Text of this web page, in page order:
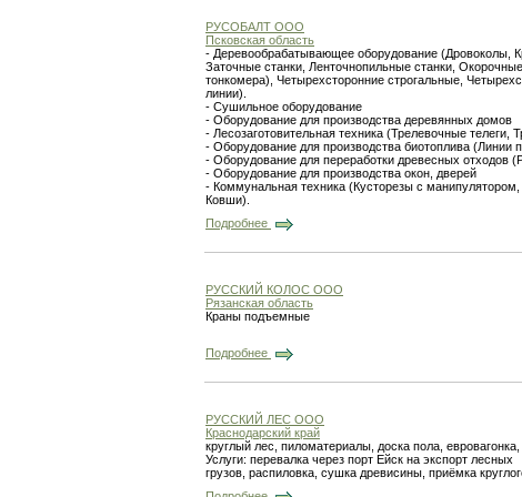
РУСОБАЛТ ООО
Псковская область
- Деревообрабатывающее оборудование (Дровоколы,
Заточные станки, Ленточнопильные станки,
тонкомера), Четырехсторонние строгальные,
линии).
- Сушильное оборудование
- Оборудование для производства деревянных домов
- Лесозаготовительная техника (Трелевочные
- Оборудование для производства биотоплива (Линии
- Оборудование для переработки древесных
- Оборудование для производства окон, дверей
- Коммунальная техника (Кусторезы с
Ковши).
Подробнее
РУССКИЙ КОЛОС ООО
Рязанская область
Краны подъемные
Подробнее
РУССКИЙ ЛЕС ООО
Краснодарский край
круглый лес, пиломатериалы, доска пола, евровагонка,
Услуги: перевалка через порт Ейск на экспорт лесных
грузов, распиловка, сушка древисины, приёмка